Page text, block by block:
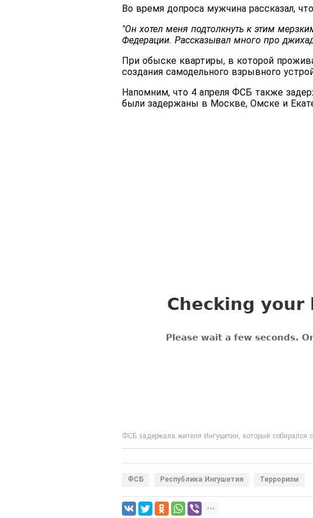
Во время допроса мужчина рассказал,
"Он хотел меня подтолкнуть к этим
Федерации. Рассказывал много про
При обыске квартиры, в которой
создания самодельного взрывного
Напомним, что 4 апреля ФСБ также
были задержаны в Москве, Омске и
ФСБ задержала жителя Ингушетии, который собирался
ФСБ Республика Ингушетия Терроризм